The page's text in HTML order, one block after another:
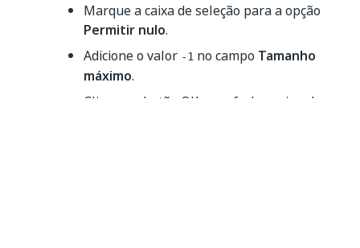
Marque a caixa de seleção para a opção
Permitir nulo.
Adicione o valor -1 no campo Tamanho
máximo.
Clique no botão OK para fechar a janela.